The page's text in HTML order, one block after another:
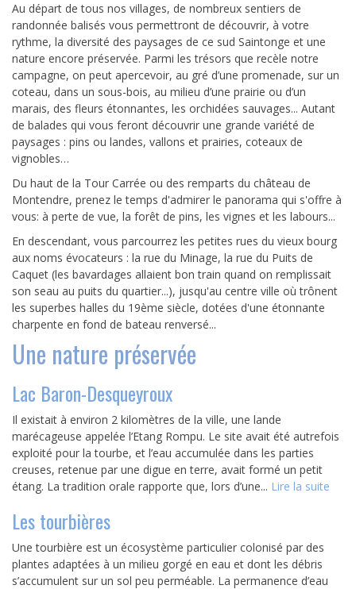
Au départ de tous nos villages, de nombreux sentiers de
randonnée balisés vous permettront de découvrir, à votre
rythme, la diversité des paysages de ce sud Saintonge et une
nature encore préservée. Parmi les trésors que recèle notre
campagne, on peut apercevoir, au gré d’une promenade, sur un
coteau, dans un sous-bois, au milieu d’une prairie ou d’un
marais, des fleurs étonnantes, les orchidées sauvages... Autant
de balades qui vous feront découvrir une grande variété de
paysages : pins ou landes, vallons et prairies, coteaux de
vignobles…
Du haut de la Tour Carrée ou des remparts du château de
Montendre, prenez le temps d'admirer le panorama qui s'offre à
vous: à perte de vue, la forêt de pins, les vignes et les labours...
En descendant, vous parcourrez les petites rues du vieux bourg
aux noms évocateurs : la rue du Minage, la rue du Puits de
Caquet (les bavardages allaient bon train quand on remplissait
son seau au puits du quartier...), jusqu'au centre ville où trônent
les superbes halles du 19ème siècle, dotées d'une étonnante
charpente en fond de bateau renversé...
Une nature préservée
Lac Baron-Desqueyroux
Il existait à environ 2 kilomètres de la ville, une lande
marécageuse appelée l’Etang Rompu. Le site avait été autrefois
exploité pour la tourbe, et l’eau accumulée dans les parties
creuses, retenue par une digue en terre, avait formé un petit
étang. La tradition orale rapporte que, lors d’une... Lire la suite
Les tourbières
Une tourbière est un écosystème particulier colonisé par des
plantes adaptées à un milieu gorgé en eau et dont les débris
s’accumulent sur un sol peu perméable. La permanence d’eau